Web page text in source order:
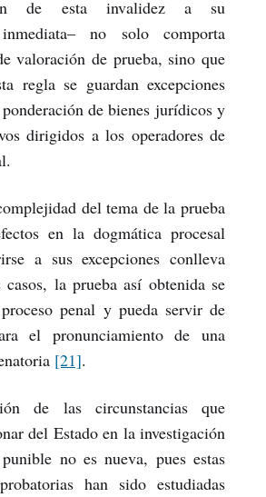
de esta invalidez a su
inmediata– no solo comporta
valoración de prueba, sino que
regla se guardan excepciones
de bienes jurídicos y
dirigidos a los operadores de
del tema de la prueba
en la dogmática procesal
a sus excepciones conlleva
la prueba así obtenida se
penal y pueda servir de
el pronunciamiento de una
[21].
de las circunstancias que
del Estado en la investigación
no es nueva, pues estas
han sido estudiadas